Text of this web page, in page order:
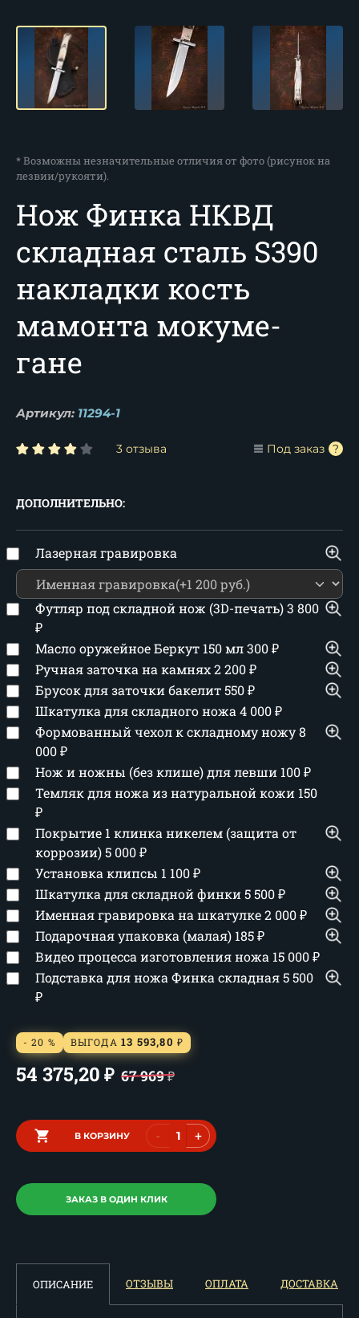
* Возможны незначительные отличия от фото (рисунок на
лезвии/рукояти).
Нож Финка НКВД
складная сталь S390
накладки кость
мамонта мокуме-
гане
Артикул: 11294-1
3 отзыва Под заказ
ДОПОЛНИТЕЛЬНО:
Лазерная гравировка
Футляр под складной нож (3D-печать)3 800
₽
Масло оружейное Беркут 150 мл300₽
Ручная заточка на камнях2 200₽
Брусок для заточки бакелит550₽
Шкатулка для складного ножа 4 000₽
Формованный чехол к складному ножу8
000₽
Нож и ножны (без клише) для левши 100₽
Темляк для ножа из натуральной кожи 150
₽
Покрытие 1 клинка никелем (защита от
коррозии)5 000₽
Установка клипсы 1 100₽
Шкатулка для складной финки 5 500₽
Именная гравировка на шкатулке2 000₽
Подарочная упаковка (малая) 185₽
Видео процесса изготовления ножа 15 000₽
Подставка для ножа Финка складная5 500
₽
- 20 % ВЫГОДА 13 593,80 ₽
54 375,20 ₽ 67 969₽
В КОРЗИНУ - +
ЗАКАЗ В ОДИН КЛИК
ОПИСАНИЕ ОТЗЫВЫ ОПЛАТА ДОСТАВКА